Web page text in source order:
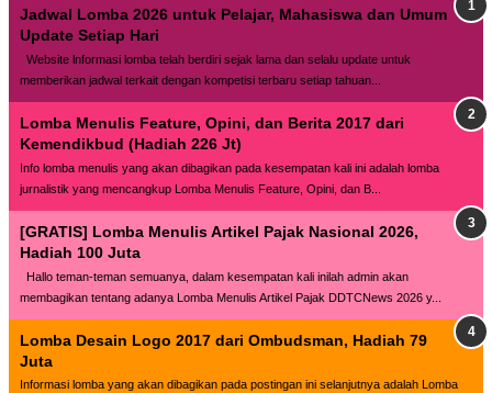
Jadwal Lomba 2026 untuk Pelajar, Mahasiswa dan Umum
Update Setiap Hari
Website lnformasi lomba telah berdiri sejak lama dan selalu update untuk
memberikan jadwal terkait dengan kompetisi terbaru setiap tahuan...
Lomba Menulis Feature, Opini, dan Berita 2017 dari
Kemendikbud (Hadiah 226 Jt)
Info lomba menulis yang akan dibagikan pada kesempatan kali ini adalah lomba
jurnalistik yang mencangkup Lomba Menulis Feature, Opini, dan B...
[GRATIS] Lomba Menulis Artikel Pajak Nasional 2026,
Hadiah 100 Juta
Hallo teman-teman semuanya, dalam kesempatan kali inilah admin akan
membagikan tentang adanya Lomba Menulis Artikel Pajak DDTCNews 2026 y...
Lomba Desain Logo 2017 dari Ombudsman, Hadiah 79
Juta
Informasi lomba yang akan dibagikan pada postingan ini selanjutnya adalah Lomba